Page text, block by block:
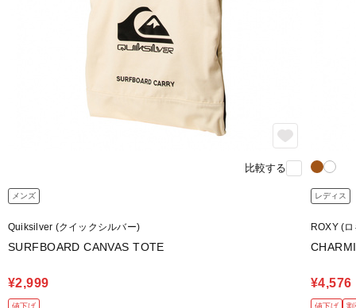
比較する
メンズ
Quiksilver (クイックシルバー)
SURFBOARD CANVAS TOTE
¥2,999
値下げ
レディス
ROXY (
¥4,576
値下げ 割